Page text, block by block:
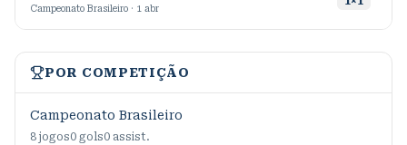
Campeonato Brasileiro · 1 abr
POR COMPETIÇÃO
Campeonato Brasileiro
8 jogos0 gols0 assist.